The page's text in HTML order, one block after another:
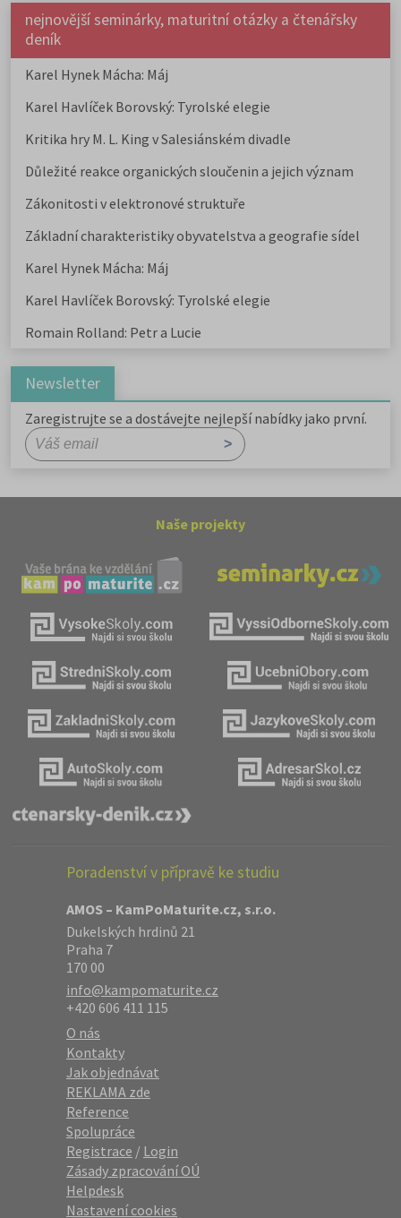
nejnovější seminárky, maturitní otázky a čtenářsky
deník
Karel Hynek Mácha: Máj
Karel Havlíček Borovský: Tyrolské elegie
Kritika hry M. L. King v Salesiánském divadle
Důležité reakce organických sloučenin a jejich význam
Zákonitosti v elektronové struktuře
Základní charakteristiky obyvatelstva a geografie sídel
Karel Hynek Mácha: Máj
Karel Havlíček Borovský: Tyrolské elegie
Romain Rolland: Petr a Lucie
Newsletter
Zaregistrujte se a dostávejte nejlepší nabídky jako první.
Naše projekty
Poradenství v přípravě ke studiu
AMOS – KamPoMaturite.cz, s.r.o.
Dukelských hrdinů 21
Praha 7
170 00
info@kampomaturite.cz
+420 606 411 115
O nás
Kontakty
Jak objednávat
REKLAMA zde
Reference
Spolupráce
Registrace / Login
Zásady zpracování OÚ
Helpdesk
Nastavení cookies